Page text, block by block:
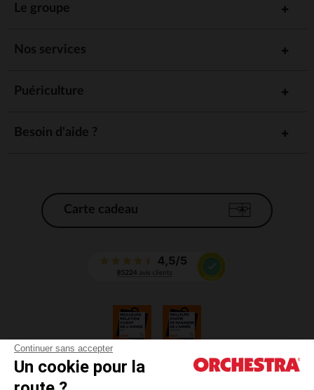
Continuer sans accepter
Un cookie pour la
Le groupe
Nos services
Puériculture
Besoin d'aide ?
Carte cadeau